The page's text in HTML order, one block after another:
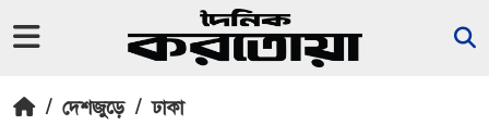
/ দেশজুড়ে / ঢাকা